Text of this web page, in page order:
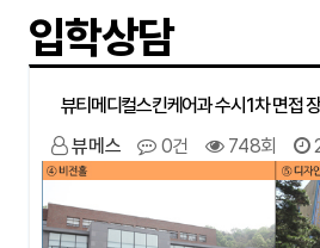
입학상담
뷰티메디컬스킨케어과 수시1차 면접
뷰메스
0건 748회